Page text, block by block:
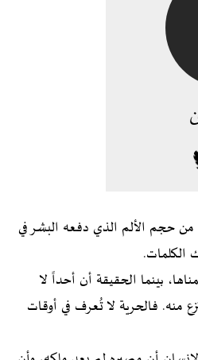
حجم الألم الذي دفعه البشر في
الكلمات.
بينما الحقيقة أن أحداً لا
منه. فالحرية لا تُعرف في أوقات